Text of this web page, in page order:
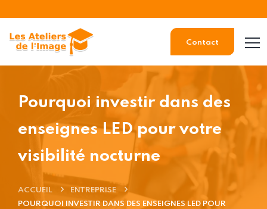
Contact
Pourquoi investir dans des
enseignes LED pour votre
visibilité nocturne
ACCUEIL
ENTREPRISE
POURQUOI INVESTIR DANS DES ENSEIGNES LED POUR